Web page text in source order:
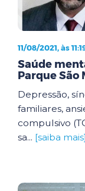
11/08/2021, às
Saúde
Parque São
Depressão,
familiares,
compulsivo
sa... [saiba mais]